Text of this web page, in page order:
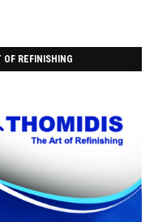
REFINISHING